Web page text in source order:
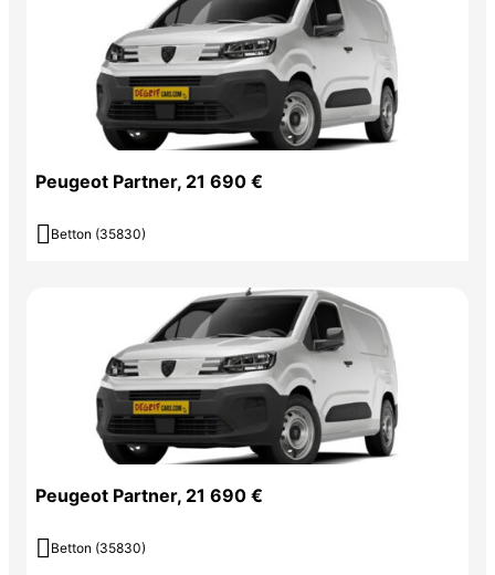
Peugeot Partner, 21 690 €
 Betton (35830)
Peugeot Partner, 21 690 €
 Betton (35830)